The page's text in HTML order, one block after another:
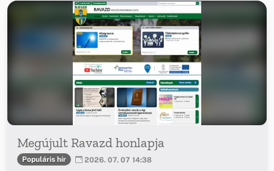
Megújult Ravazd honlapja
Populáris hír 2026. 07. 07 14:38